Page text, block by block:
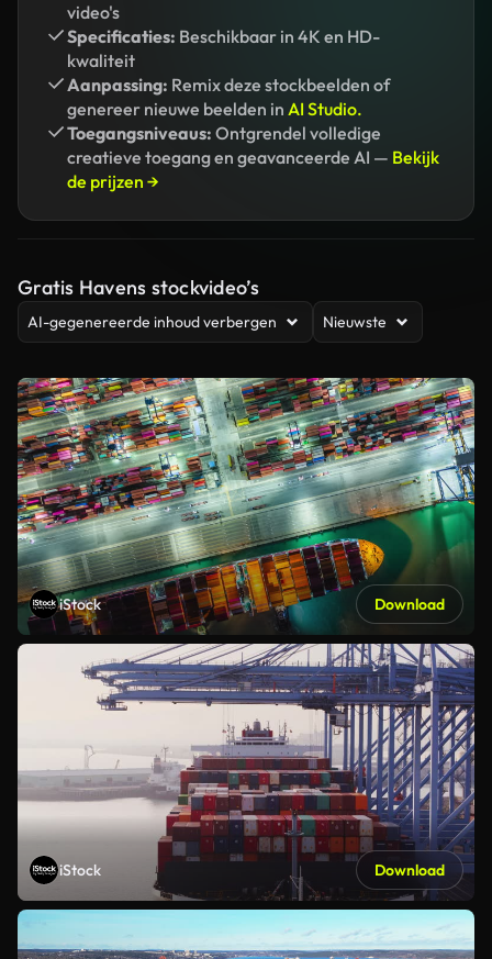
video's
Specificaties: Beschikbaar in 4K en HD-
kwaliteit
Aanpassing: Remix deze stockbeelden of
genereer nieuwe beelden in AI Studio.
Toegangsniveaus: Ontgrendel volledige
creatieve toegang en geavanceerde AI — Bekijk
de prijzen →
Gratis Havens stockvideo’s
AI-gegenereerde inhoud verbergen Nieuwste
iStock Download
iStock Download